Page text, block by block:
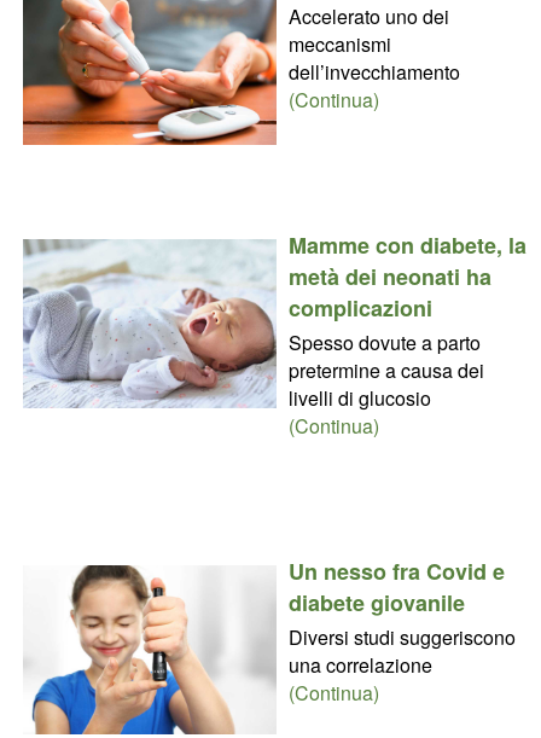
Accelerato uno dei
meccanismi
dell’invecchiamento
(Continua)
Mamme con diabete, la
metà dei neonati ha
complicazioni
Spesso dovute a parto
pretermine a causa dei
livelli di glucosio
(Continua)
Un nesso fra Covid e
diabete giovanile
Diversi studi suggeriscono
una correlazione
(Continua)